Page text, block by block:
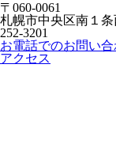
〒060-0061
札幌市中央区南１
252-3201
お電話でのお問い
アクセス